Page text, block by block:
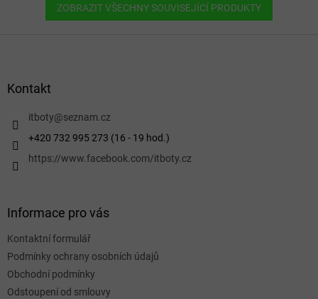
ZOBRAZIT VŠECHNY SOUVISEJÍCÍ PRODUKTY
Kontakt
itboty@seznam.cz
+420 732 995 273 (16 - 19 hod.)
https://www.facebook.com/itboty.cz
Informace pro vás
Kontaktní formulář
Podmínky ochrany osobních údajů
Obchodní podmínky
Odstoupení od smlouvy